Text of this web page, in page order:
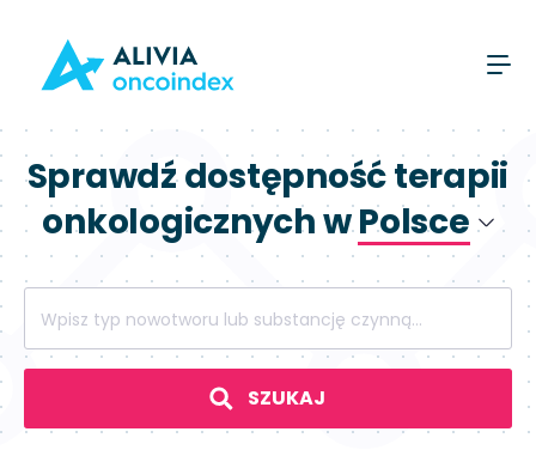
Sprawdź dostępność terapii
onkologicznych wPolsce
Hiszpanii
SZUKAJ